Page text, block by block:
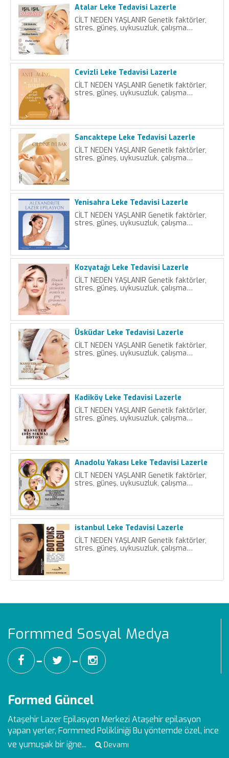
Atalar Leke Tedavisi Lazerle
CİLT NEDEN YAŞLANIR Genetik faktörler,
stres, güneş, uykusuzluk, çalışma…
Cevizli Leke Tedavisi Lazerle
CİLT NEDEN YAŞLANIR Genetik faktörler,
stres, güneş, uykusuzluk, çalışma…
Sancaktepe Leke Tedavisi Lazerle
CİLT NEDEN YAŞLANIR Genetik faktörler,
stres, güneş, uykusuzluk, çalışma…
Yenisahra Leke Tedavisi Lazerle
CİLT NEDEN YAŞLANIR Genetik faktörler,
stres, güneş, uykusuzluk, çalışma…
Kozyatağı Leke Tedavisi Lazerle
CİLT NEDEN YAŞLANIR Genetik faktörler,
stres, güneş, uykusuzluk, çalışma…
Üsküdar Leke Tedavisi Lazerle
CİLT NEDEN YAŞLANIR Genetik faktörler,
stres, güneş, uykusuzluk, çalışma…
Kadiköy Leke Tedavisi Lazerle
CİLT NEDEN YAŞLANIR Genetik faktörler,
stres, güneş, uykusuzluk, çalışma…
Anadolu Yakası Leke Tedavisi Lazerle
CİLT NEDEN YAŞLANIR Genetik faktörler,
stres, güneş, uykusuzluk, çalışma…
istanbul Leke Tedavisi Lazerle
CİLT NEDEN YAŞLANIR Genetik faktörler,
stres, güneş, uykusuzluk, çalışma…
Formmed Sosyal Medya
━ ━
Formed Güncel
Ataşehir Lazer Epilasyon Merkezi Ataşehir epilasyon
yapan yerler, Formmed Polikliniği Bu yöntemde özel, ince
ve yumuşak bir iğne...
Devamı